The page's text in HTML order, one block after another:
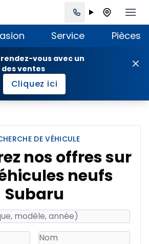
Service Pièces
vous avec un
ventes
Cliquez ici
DE VÉHICULE
nos offres sur
neufs
Subaru